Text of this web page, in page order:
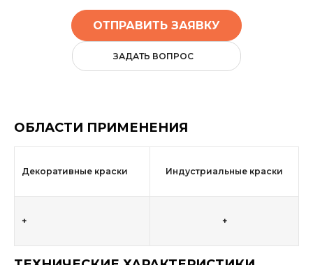
ОТПРАВИТЬ ЗАЯВКУ
ЗАДАТЬ ВОПРОС
ОБЛАСТИ ПРИМЕНЕНИЯ
Декоративные краски Индустриальные краски
+ +